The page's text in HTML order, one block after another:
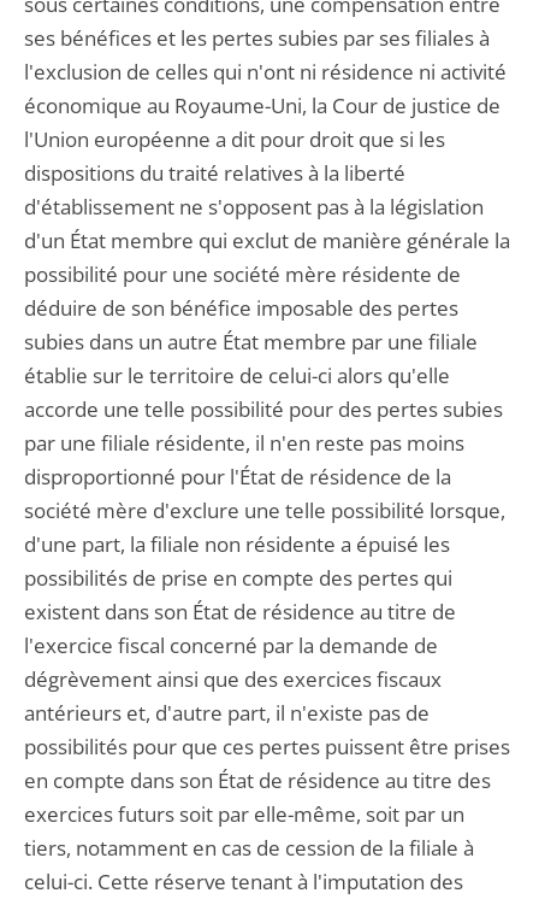
ses bénéfices et les pertes subies par ses filiales à
l'exclusion de celles qui n'ont ni résidence ni activité
économique au Royaume-Uni, la Cour de justice de
l'Union européenne a dit pour droit que si les
dispositions du traité relatives à la liberté
d'établissement ne s'opposent pas à la législation
d'un État membre qui exclut de manière générale la
possibilité pour une société mère résidente de
déduire de son bénéfice imposable des pertes
subies dans un autre État membre par une filiale
établie sur le territoire de celui-ci alors qu'elle
accorde une telle possibilité pour des pertes subies
par une filiale résidente, il n'en reste pas moins
disproportionné pour l'État de résidence de la
société mère d'exclure une telle possibilité lorsque,
d'une part, la filiale non résidente a épuisé les
possibilités de prise en compte des pertes qui
existent dans son État de résidence au titre de
l'exercice fiscal concerné par la demande de
dégrèvement ainsi que des exercices fiscaux
antérieurs et, d'autre part, il n'existe pas de
possibilités pour que ces pertes puissent être prises
en compte dans son État de résidence au titre des
exercices futurs soit par elle-même, soit par un
tiers, notamment en cas de cession de la filiale à
celui-ci. Cette réserve tenant à l'imputation des